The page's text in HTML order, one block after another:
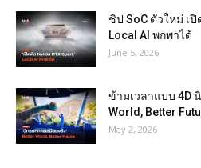
ชิป SoC ตัวใหม่ เ
Local AI พกพาได้
June 5, 2026
ข้ามเวลาแบบ 4D
World, Better
May 2, 2026